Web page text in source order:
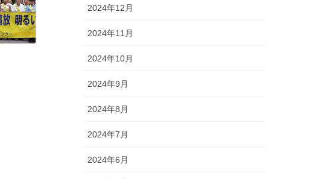
2024年12月
2024年11月
2024年10月
2024年9月
2024年8月
2024年7月
2024年6月